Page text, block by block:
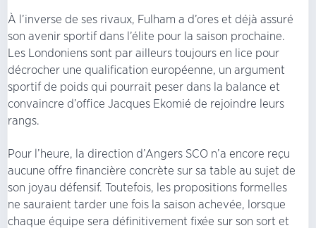
À l’inverse de ses rivaux, Fulham a d’ores et déjà assuré
son avenir sportif dans l’élite pour la saison prochaine.
Les Londoniens sont par ailleurs toujours en lice pour
décrocher une qualification européenne, un argument
sportif de poids qui pourrait peser dans la balance et
convaincre d’office Jacques Ekomié de rejoindre leurs
rangs.
Pour l’heure, la direction d’Angers SCO n’a encore reçu
aucune offre financière concrète sur sa table au sujet de
son joyau défensif. Toutefois, les propositions formelles
ne sauraient tarder une fois la saison achevée, lorsque
chaque équipe sera définitivement fixée sur son sort et